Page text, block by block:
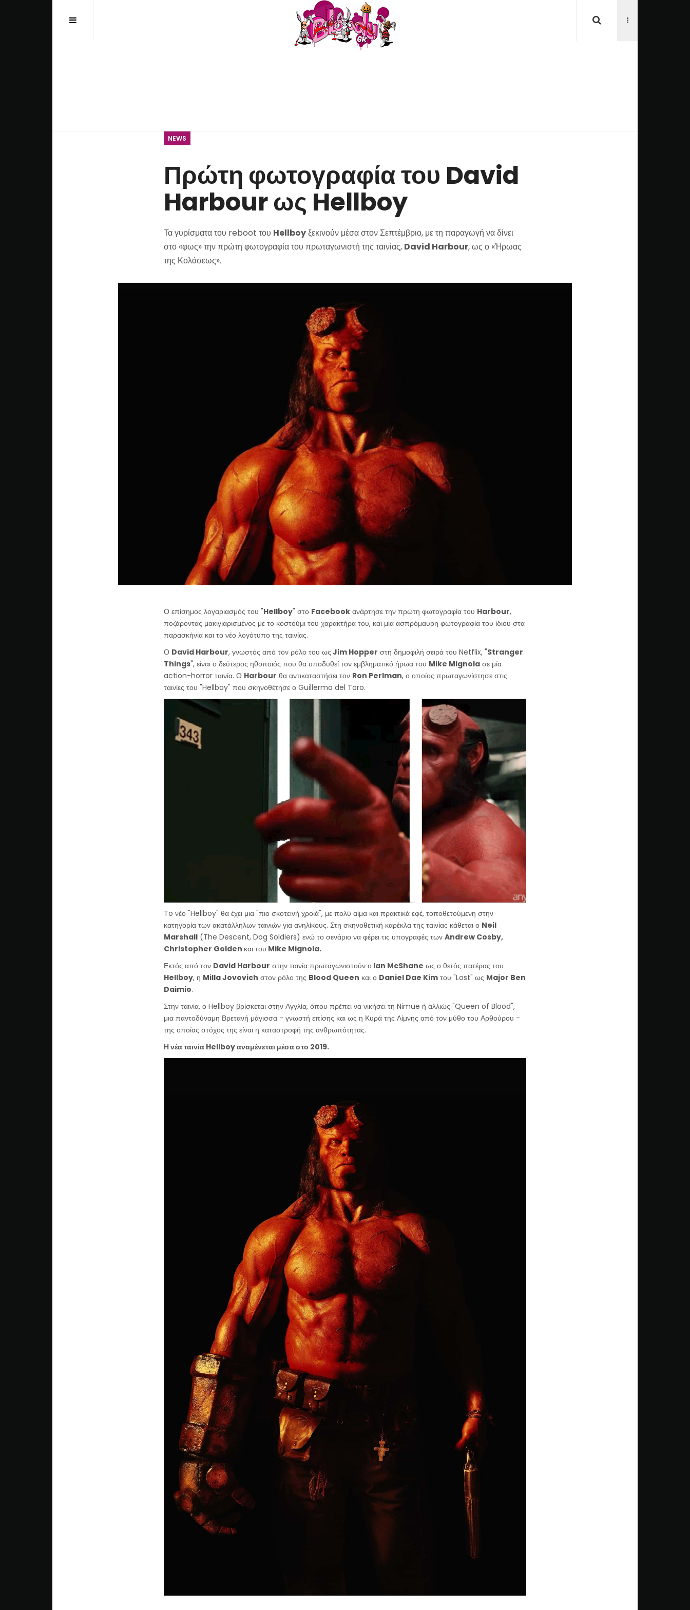
NEWS
Πρώτη φωτογραφία του David
Harbour ως Hellboy
Τα γυρίσματα του reboot του Hellboyξεκινούν μέσα στον Σεπτέμβριο, με τη παραγωγή να δίνει
στο «φως» την πρώτη φωτογραφία του πρωταγωνιστή της ταινίας, David Harbour, ως ο «Ήρωας
της Κολάσεως».
Ο επίσημος λογαριασμός του "Hellboy" στο Facebookανάρτησε την πρώτη φωτογραφία του Harbour,
ποζάροντας μακιγιαρισμένος με το κοστούμι του χαρακτήρα του, και μία ασπρόμαυρη φωτογραφία του ίδιου στα
παρασκήνια και το νέο λογότυπο της ταινίας.
Ο David Harbour, γνωστός από τον ρόλο του ως Jim Hopper στη δημοφιλή σειρά του Netflix, "Stranger
Things", είναι ο δεύτερος ηθοποιός που θα υποδυθεί τον εμβληματικό ήρωα του Mike Mignolaσε μία
action-horror ταινία. Ο Harbour θα αντικαταστήσει τον Ron Perlman, ο οποίος πρωταγωνίστησε στις
ταινίες του "Hellboy" που σκηνοθέτησε ο Guillermo del Toro.
To νέο "Hellboy" θα έχει μια "πιο σκοτεινή χροιά", με πολύ αίμα και πρακτικά εφέ, τοποθετούμενη στην
κατηγορία των ακατάλληλων ταινιών για ανηλίκους. Στη σκηνοθετική καρέκλα της ταινίας κάθεται ο Neil
Marshall(The Descent, Dog Soldiers) ενώ το σενάριο να φέρει τις υπογραφές των Andrew Cosby,
Christopher Golden και του Mike Mignola.
Εκτός από τον David Harbour στην ταινία πρωταγωνιστούν οIan McShane ως ο θετός πατέρας του
Hellboy, η Milla Jovovich στον ρόλο της Blood Queen και ο Daniel Dae Kimτου "Lost" ως Major Ben
Daimio.
Στην ταινία, ο Hellboy βρίσκεται στην Αγγλία, όπου πρέπει να νικήσει τη Nimue ή αλλιώς "Queen of Blood",
μια παντοδύναμη Βρετανή μάγισσα - γνωστή επίσης και ως η Κυρά της Λίμνης από τον μύθο του Αρθούρου -
της οποίας στόχος της είναι η καταστροφή της ανθρωπότητας.
Η νέα ταινία Hellboy αναμένεται μέσα στο 2019.